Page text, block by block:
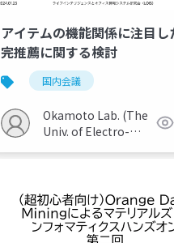
アイテムの機能関係に注目し
完推薦に関する検討
国内会議
Okamoto Lab. (The
Univ. of Electro-